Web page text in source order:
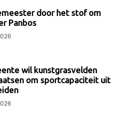
door het stof om
Panbos
wil kunstgrasvelden
om sportcapaciteit uit